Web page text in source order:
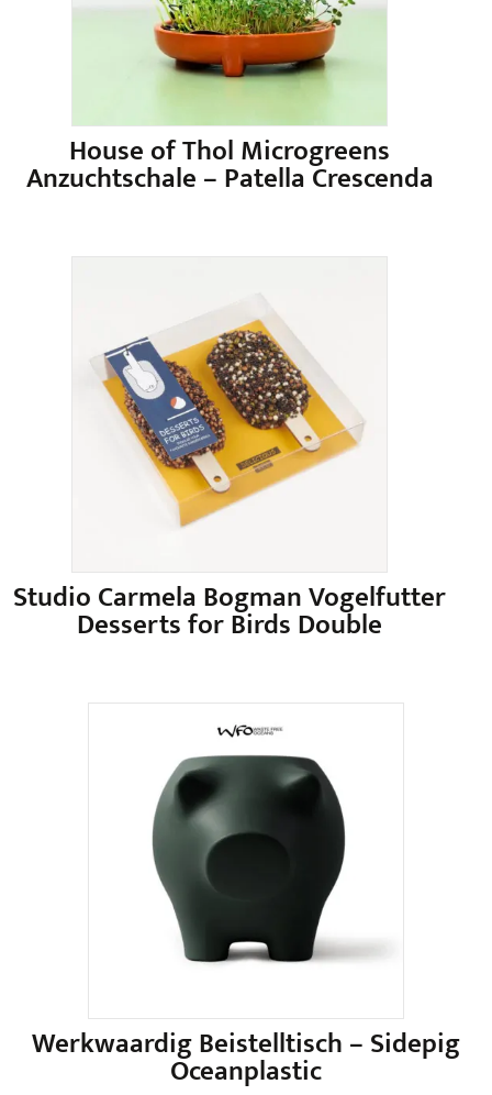
auf
der
Produktseite
gewählt
House of Thol Microgreens
Anzuchtschale – Patella Crescenda
Studio Carmela Bogman Vogelfutter
Desserts for Birds Double
weist
mehrere
Varianten
Produktseite
Werkwaardig Beistelltisch – Sidepig
Oceanplastic